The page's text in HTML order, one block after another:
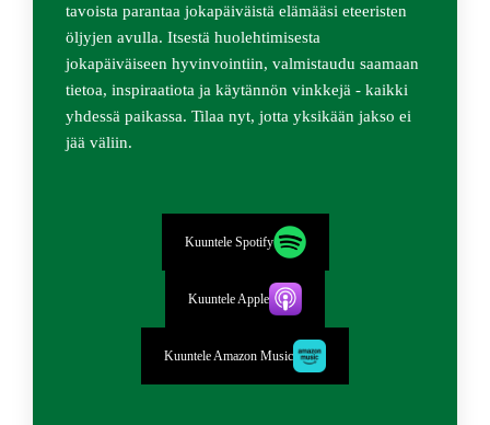
tavoista parantaa jokapäiväistä elämääsi eteeristen
öljyjen avulla. Itsestä huolehtimisesta
jokapäiväiseen hyvinvointiin, valmistaudu saamaan
tietoa, inspiraatiota ja käytännön vinkkejä - kaikki
yhdessä paikassa. Tilaa nyt, jotta yksikään jakso ei
jää väliin.
Kuuntele Spotify
Kuuntele Apple
Kuuntele Amazon Music